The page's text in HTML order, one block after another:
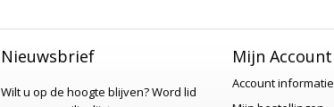
Nieuwsbrief
Wilt u op de hoogte blijven?Word lid
Mijn Account
Account informatie